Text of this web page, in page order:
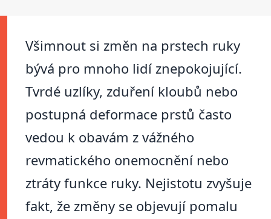
Všimnout si změn na prstech ruky
bývá pro mnoho lidí znepokojující.
Tvrdé uzlíky, zduření kloubů nebo
postupná deformace prstů často
vedou k obavám z vážného
revmatického onemocnění nebo
ztráty funkce ruky. Nejistotu zvyšuje
fakt, že změny se objevují pomalu